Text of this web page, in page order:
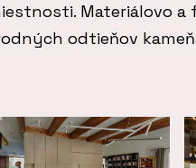
Materiálovo a
odtieňov